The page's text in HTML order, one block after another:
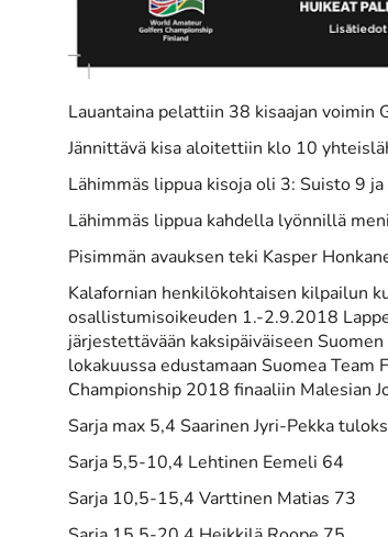
Lauantaina pelattiin 38 kisaajan voimin
Jännittävä kisa aloitettiin klo 10
Lähimmäs lippua kisoja oli 3: Suisto 9
Lähimmäs lippua kahdella lyönnillä
Pisimmän avauksen teki Kasper
Kalafornian henkilökohtaisen kilpailun
osallistumisoikeuden 1.-2.9.2018
järjestettävään kaksipäiväiseen
lokakuussa edustamaan Suomea
Championship 2018 finaaliin Malesian
Sarja max 5,4 Saarinen Jyri-Pekka
Sarja 5,5-10,4 Lehtinen Eemeli 64
Sarja 10,5-15,4 Varttinen Matias 73